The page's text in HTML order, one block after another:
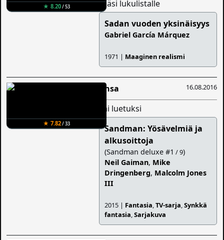
★ 8.20/ 53
lisäsi lukulistalle
Sadan vuoden yksinäisyys
Gabriel García Márquez
1971 | Maaginen realismi
★ 7.82/ 33
16.08.2016
Ansa
sai luetuksi
Sandman: Yösävelmiä ja
alkusoittoja
(Sandman deluxe #1 / 9)
Neil Gaiman, Mike
Dringenberg, Malcolm Jones
III
2015 | Fantasia,TV-sarja,Synkkä
fantasia,Sarjakuva